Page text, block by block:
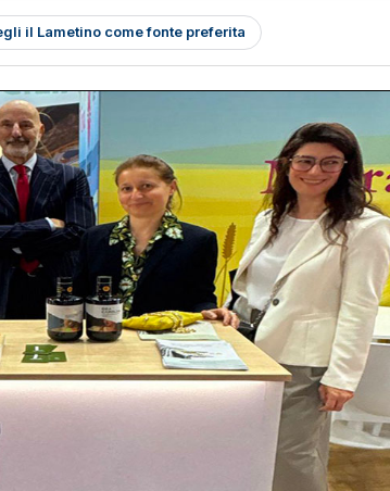
il Lametino come fonte preferita